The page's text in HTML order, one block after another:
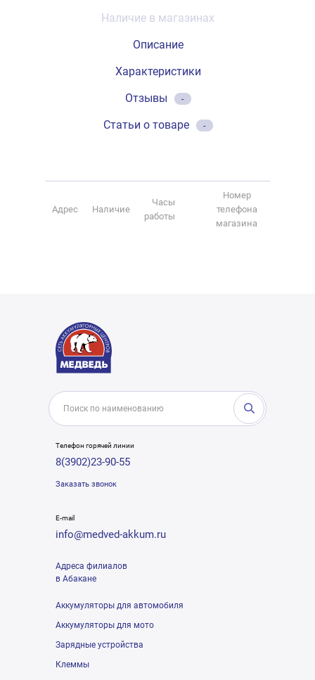
Наличие в магазинах
Описание
Характеристики
Отзывы
-
Статьи о товаре -
Адрес Наличие
Часы
работы
Номер
телефона
магазина
Телефон горячей линии
8(3902)23-90-55
Заказать звонок
E-mail
info@medved-akkum.ru
Адреса филиалов
в Абакане
Аккумуляторы для автомобиля
Аккумуляторы для мото
Зарядные устройства
Клеммы